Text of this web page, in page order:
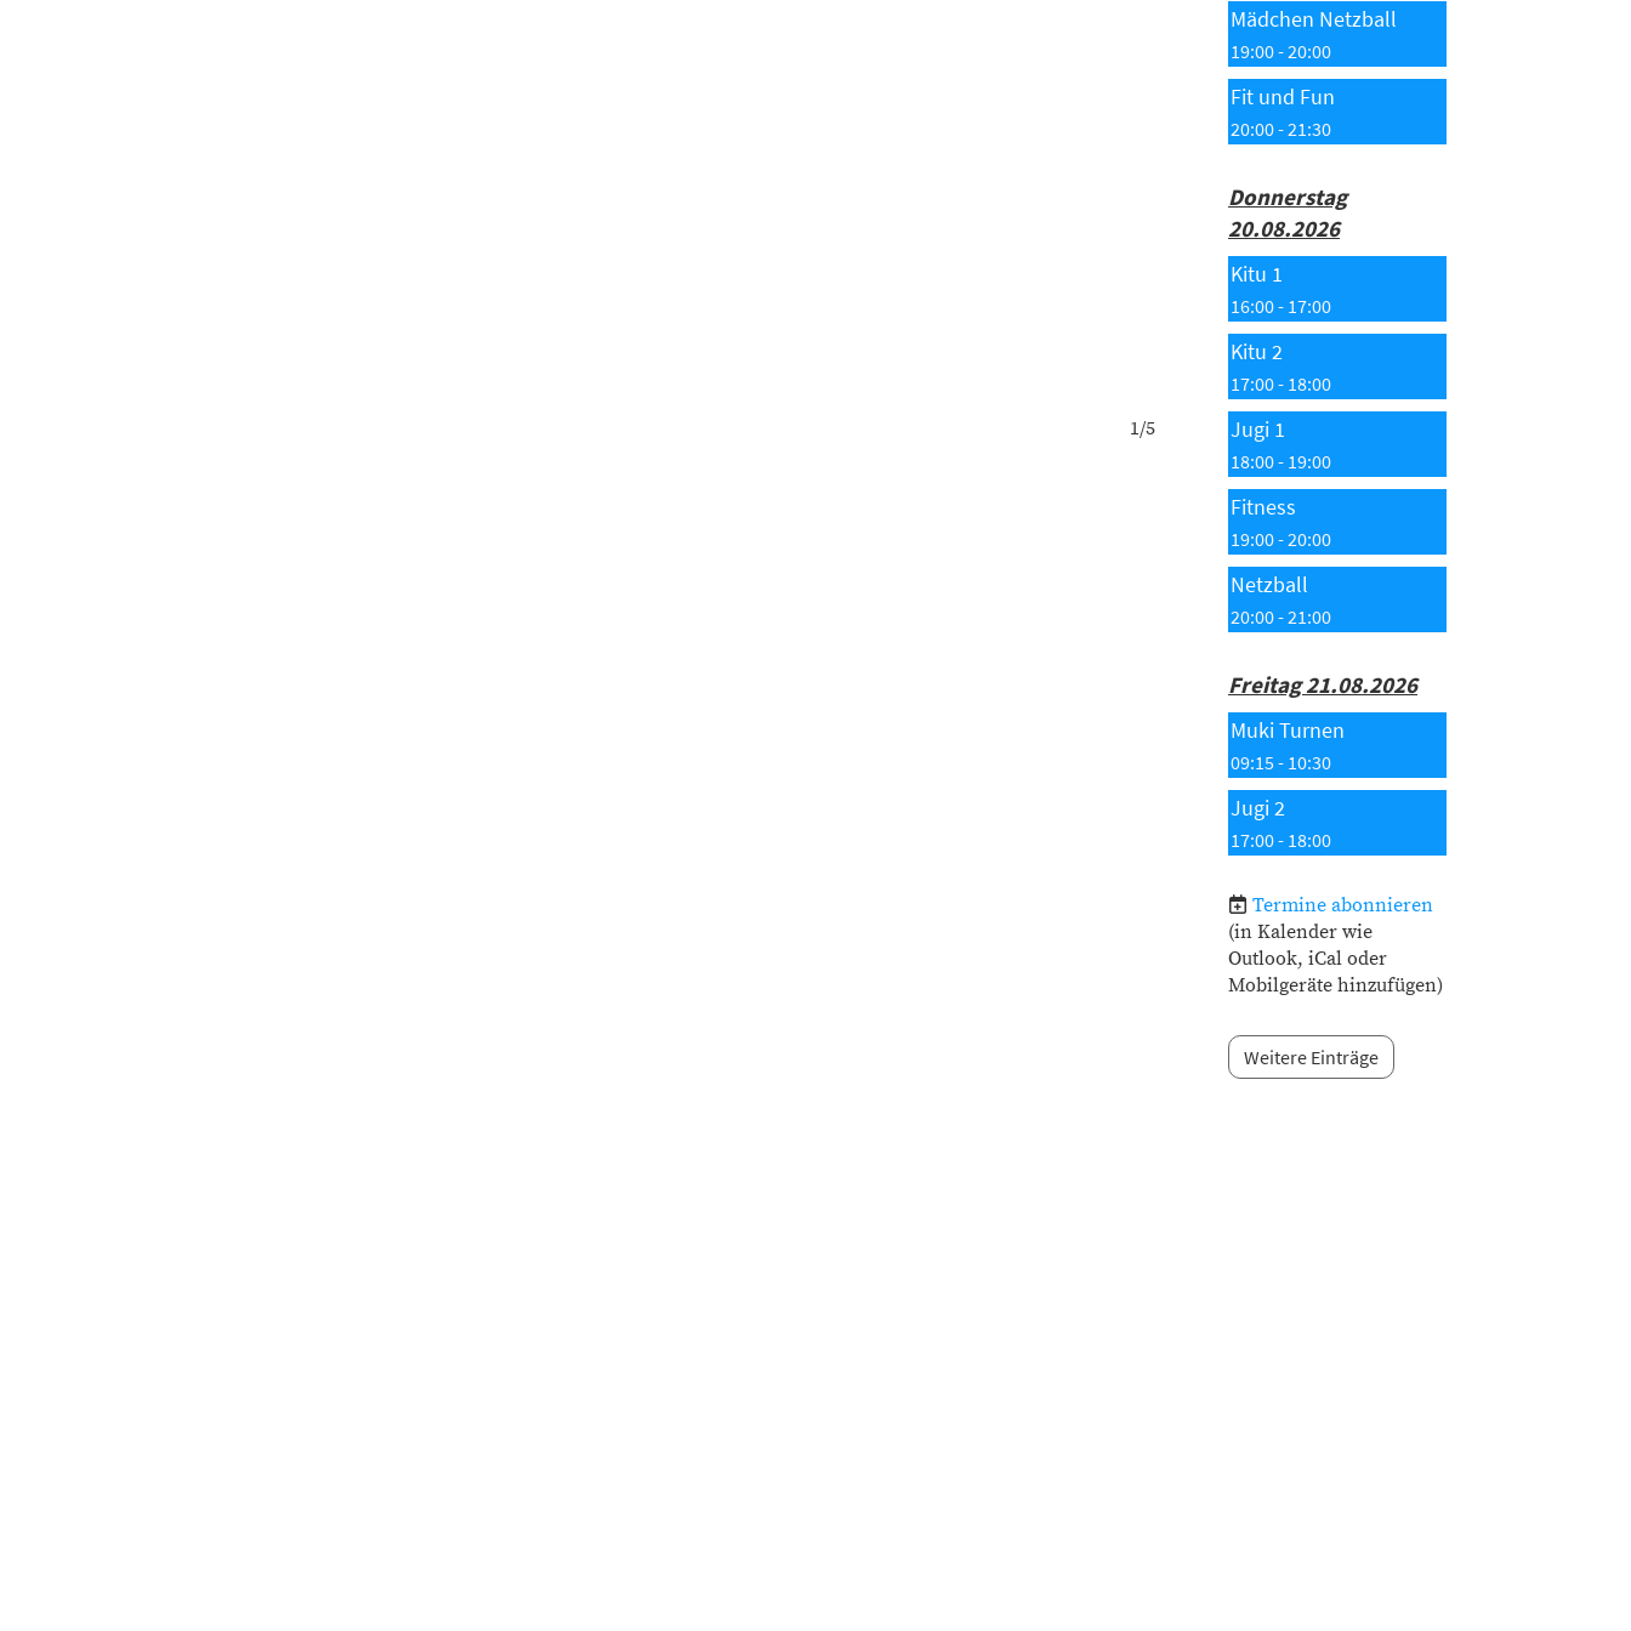
Mädchen Netzball
19:00 - 20:00
Fit und Fun
20:00 - 21:30
Donnerstag
20.08.2026
Kitu 1
16:00 - 17:00
Kitu 2
17:00 - 18:00
Jugi 1
18:00 - 19:00
Fitness
19:00 - 20:00
Netzball
20:00 - 21:00
Freitag 21.08.2026
Muki Turnen
09:15 - 10:30
Jugi 2
17:00 - 18:00
Termine abonnieren
(in Kalender wie
Outlook, iCal oder
Mobilgeräte hinzufügen)
Weitere Einträge